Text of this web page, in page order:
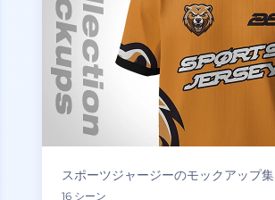
スポーツジャージーのモックアップ集
16 シーン